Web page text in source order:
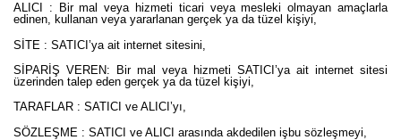
ALICI : Bir mal veya hizmeti ticari veya mesleki olmayan amaçlarla
edinen, kullanan veya yararlanan gerçek ya da tüzel kişiyi,
SİTE : SATICI’ya ait internet sitesini,
SİPARİŞ VEREN: Bir mal veya hizmeti SATICI’ya ait internet sitesi
üzerinden talep eden gerçek ya da tüzel kişiyi,
TARAFLAR : SATICI ve ALICI’yı,
SÖZLEŞME : SATICI ve ALICI arasında akdedilen işbu sözleşmeyi,